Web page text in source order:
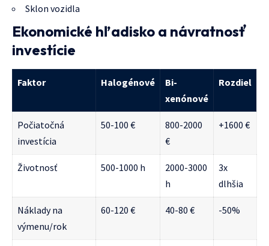
Sklon vozidla
Ekonomické hľadisko a návratnosť
investície
Faktor Halogénové
Bi-
xenónové
Rozdiel
Počiatočná
investícia
50-100 €
800-2000
€
+1600 €
Životnosť 500-1000 h
2000-3000
h
3x
dlhšia
Náklady na
výmenu/rok
60-120 € 40-80 € -50%